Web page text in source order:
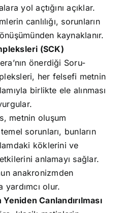
yol açtığını açıklar.
canlılığı, sorunların
kaynaklanır.
(SCK)
önerdiği Soru-
her felsefi metnin
birlikte ele alınması
metnin oluşum
sorunları, bunların
köklerini ve
anlamayı sağlar.
anakronizmden
yardımcı olur.
Canlandırılması